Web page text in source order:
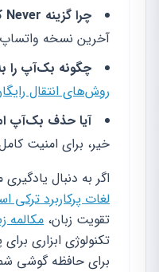
چرا گزینه Never کار نمی‌کند؟
آخرین نسخه
چگونه بک‌آپ را
روش‌های انتقال
آیا حذف بک‌آپ
خیر، برای امنیت
اگر به دنبال
لغات پرکاربرد ترکی
تقویت زبان، مکالمه
تکنولوژی ابزاری
برای حافظه گوشی